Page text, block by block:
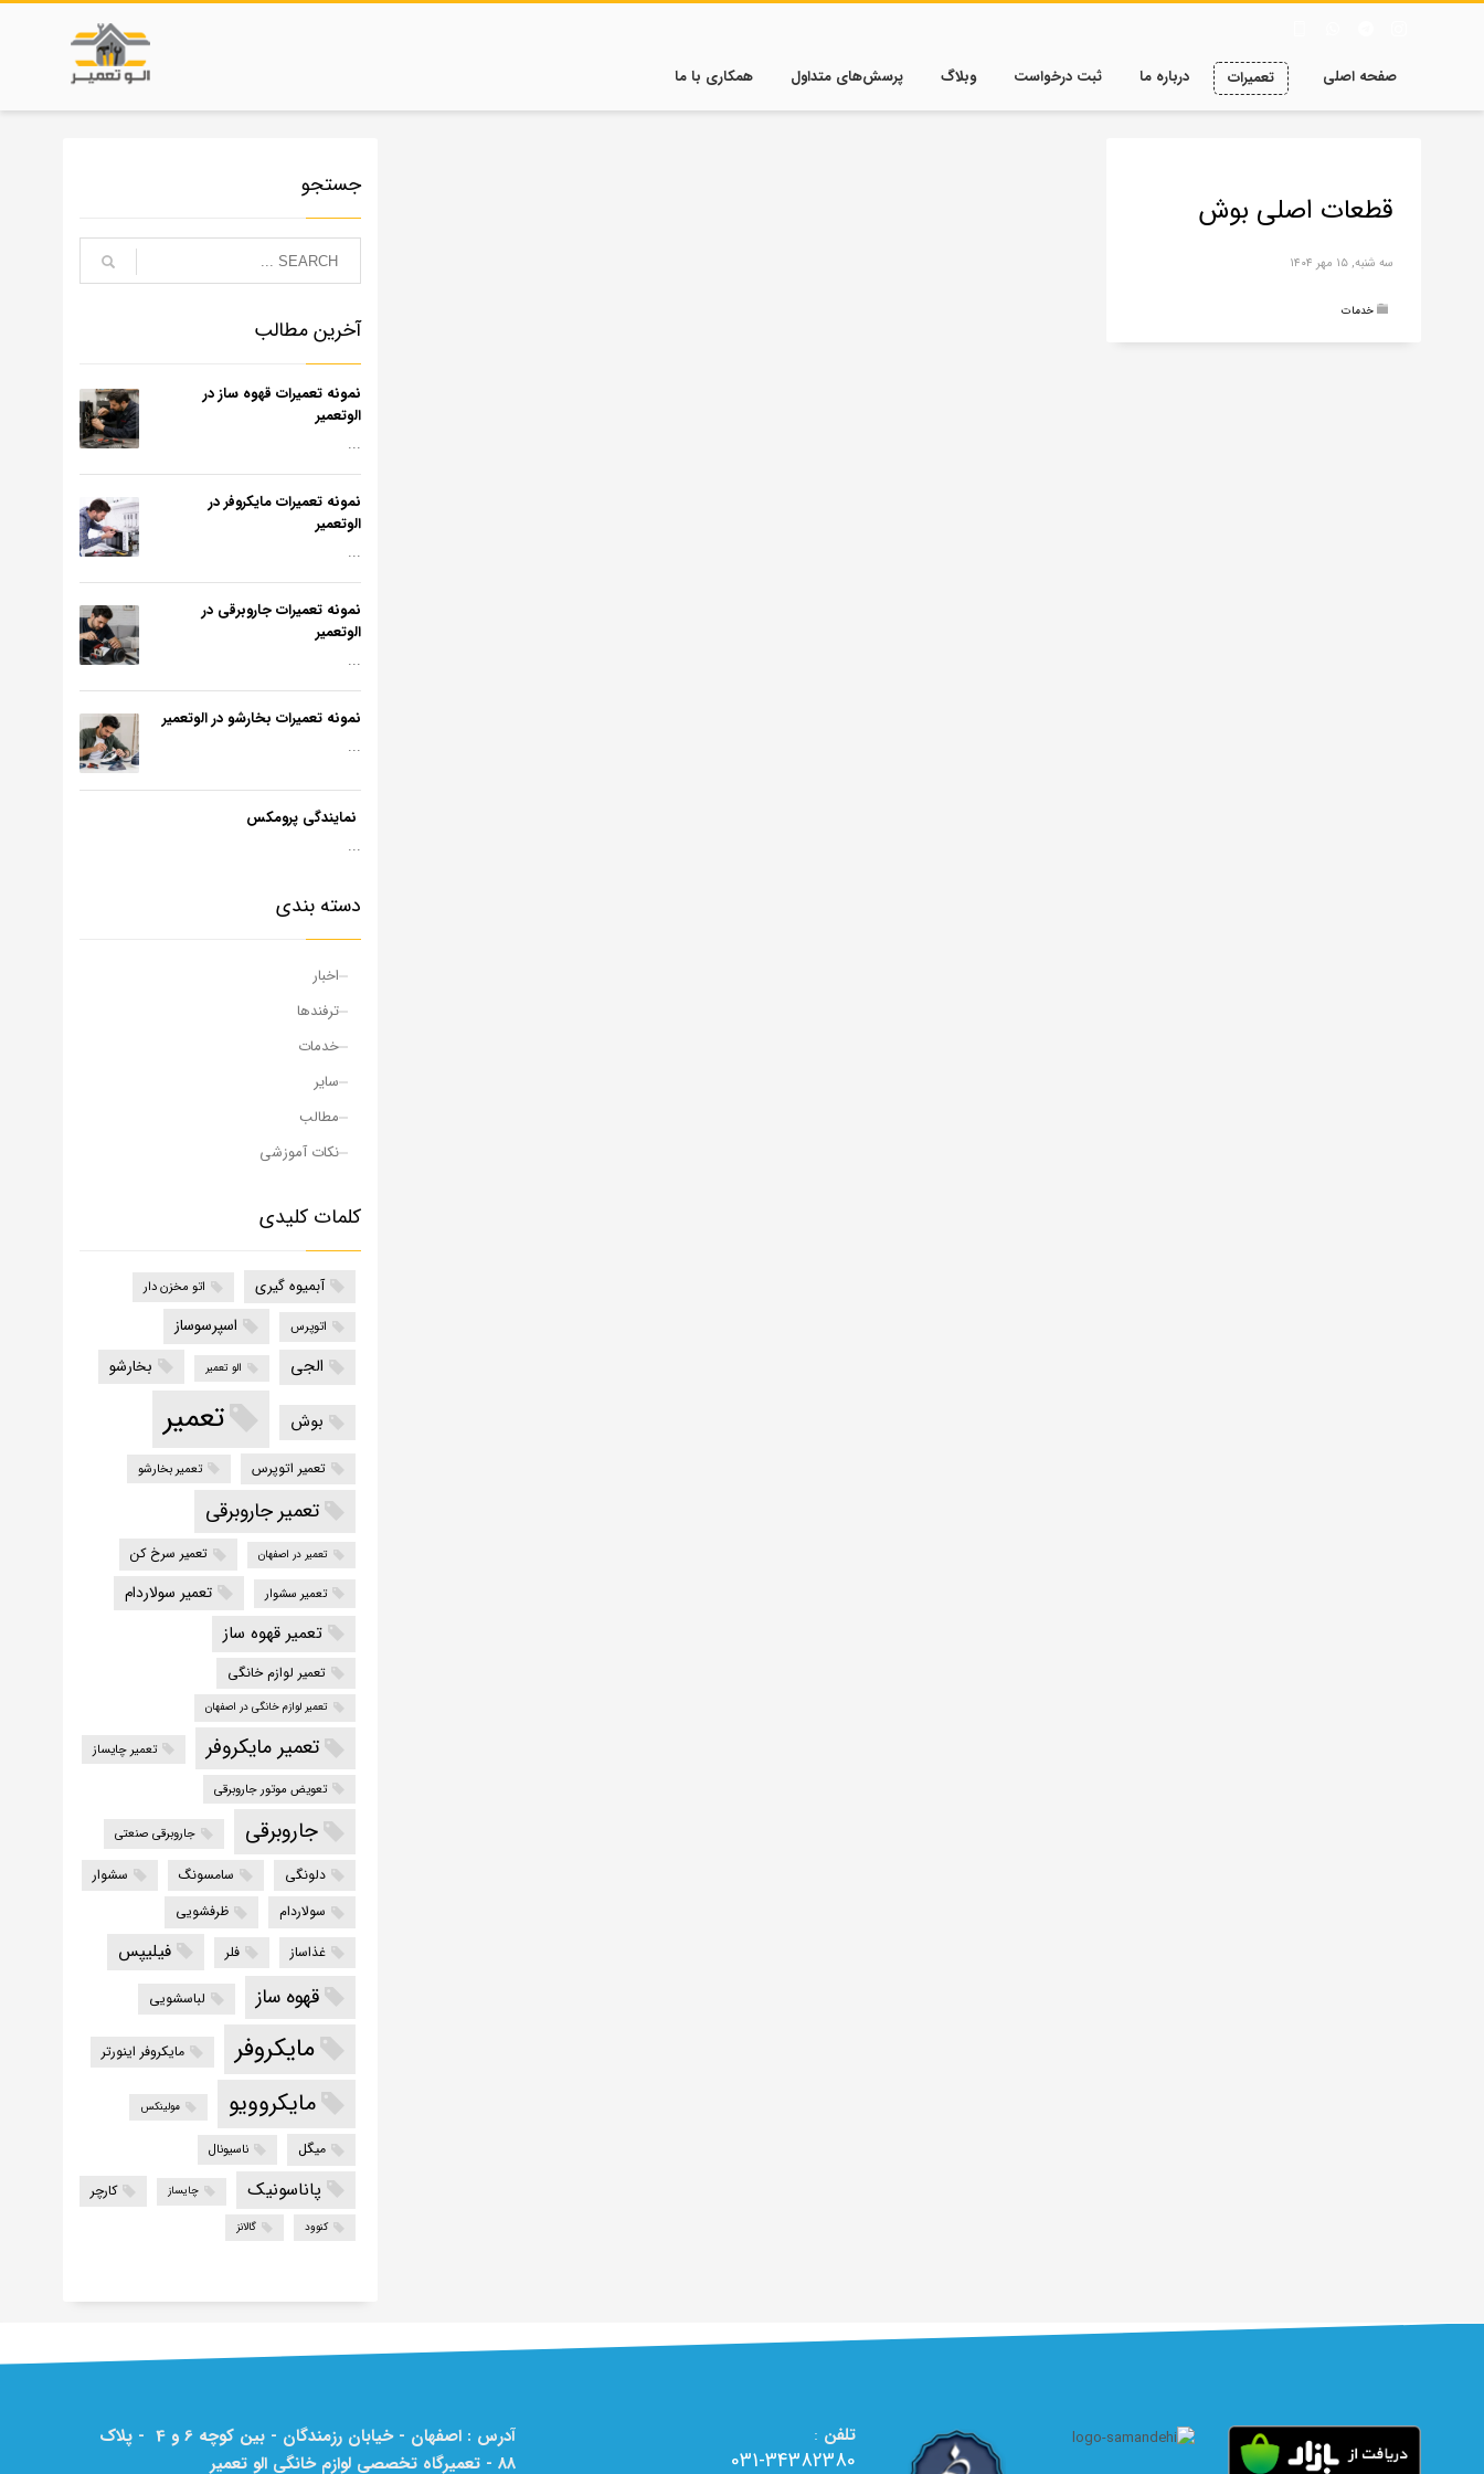
صفحه اصلی تعمیرات درباره ما ثبت درخواست وبلاگ پرسش‌های متداول همکاری با ما
قطعات اصلی بوش
سه شنبه, ۱۵ مهر ۱۴۰۴
خدمات
جستجو
آخرین مطالب
نمونه تعمیرات قهوه ساز در
الوتعمیر
...
نمونه تعمیرات مایکروفر در
الوتعمیر
...
نمونه تعمیرات جاروبرقی در
الوتعمیر
...
نمونه تعمیرات بخارشو در الوتعمیر
...
نمایندگی پرومکس
...
دسته بندی
اخبار
ترفندها
خدمات
سایر
مطالب
نکات آموزشی
کلمات کلیدی
آبمیوه گیری اتو مخزن دار
اتوپرس اسپرسوساز
الجی الو تعمیر بخارشو
بوش تعمیر
تعمیر اتوپرس تعمیر بخارشو
تعمیر جاروبرقی
تعمیر در اصفهان تعمیر سرخ کن
تعمیر سشوار تعمیر سولاردام
تعمیر قهوه ساز
تعمیر لوازم خانگی
تعمیر لوازم خانگی در اصفهان
تعمیر مایکروفر
تعمیر چایساز
تعویض موتور جاروبرقی
جاروبرقی جاروبرقی صنعتی
دلونگی سامسونگ
سشوار
سولاردام
ظرفشویی
غذاساز
فلر فیلیپس
قهوه ساز لباسشویی
مایکروفر مایکروفر اینورتر
مایکروویو مولینکس
میگل ناسیونال
پاناسونیک چایساز کارچر
کنوود گالانز
تلفن :
031-34382380
آدرس : اصفهان - خیابان رزمندگان - بین کوچه 6 و 4 - پلاک
88 - تعمیرگاه تخصصی لوازم خانگی الو تعمیر